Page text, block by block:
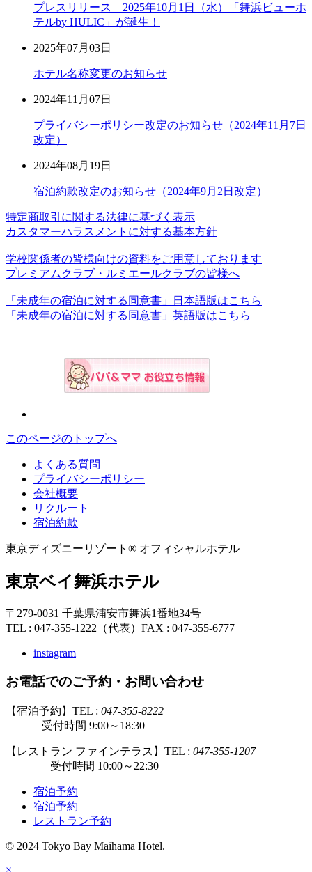
プレスリリース 2025年10月1日（水）「舞浜ビューホ
テルby HULIC」が誕生！
2025年07月03日
ホテル名称変更のお知らせ
2024年11月07日
プライバシーポリシー改定のお知らせ（2024年11月7日
改定）
2024年08月19日
宿泊約款改定のお知らせ（2024年9月2日改定）
特定商取引に関する法律に基づく表示
カスタマーハラスメントに対する基本方針
学校関係者の皆様向けの資料をご用意しております
プレミアムクラブ・ルミエールクラブの皆様へ
「未成年の宿泊に対する同意書」日本語版はこちら
「未成年の宿泊に対する同意書」英語版はこちら
このページのトップへ
よくある質問
プライバシーポリシー
会社概要
リクルート
宿泊約款
東京ディズニーリゾート® オフィシャルホテル
東京ベイ舞浜ホテル
〒279-0031 千葉県浦安市舞浜1番地34号
TEL : 047-355-1222（代表） FAX : 047-355-6777
instagram
お電話でのご予約・お問い合わせ
【宿泊予約】TEL : 047-355-8222
受付時間 9:00～18:30
【レストラン ファインテラス】TEL : 047-355-1207
受付時間 10:00～22:30
宿泊予約
宿泊予約
レストラン予約
© 2024 Tokyo Bay Maihama Hotel.
×